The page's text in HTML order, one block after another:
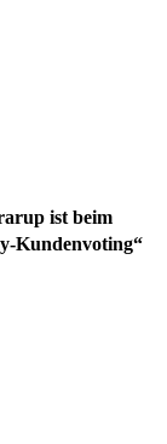
ist beim
Kundenvoting“